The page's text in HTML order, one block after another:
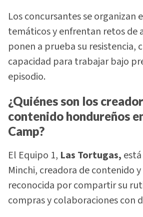
Los concursantes se organizan
temáticos y enfrentan retos de
ponen a prueba su resistencia,
capacidad para trabajar bajo
episodio.
¿Quiénes son los
contenido hondureños
Camp?
El Equipo 1, Las Tortugas,
Minchi, creadora de contenido
reconocida por compartir su
compras y colaboraciones con